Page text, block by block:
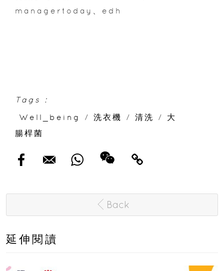
managertoday、edh
Tags :
Well_being
/ 洗衣機 / 清洗 /
大
腸桿菌
Back
延伸閱讀